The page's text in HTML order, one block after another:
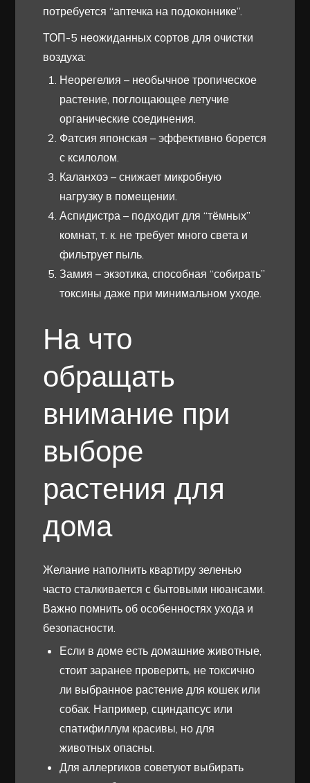
потребуется “аптечка на подоконнике”.
ТОП-5 неожиданных сортов для очистки
воздуха:
Неорегелия – необычное тропическое
растение, поглощающее летучие
органические соединения.
Фатсия японская – эффективно борется
с ксилолом.
Каланхоэ – снижает микробную
нагрузку в помещении.
Аспидистра – подходит для “тёмных”
комнат, т. к. не требует много света и
фильтрует пыль.
Замия – экзотика, способная “собирать”
токсины даже при минимальном уходе.
На что
обращать
внимание при
выборе
растения для
дома
Желание наполнить квартиру зеленью
часто сталкивается с бытовыми нюансами.
Важно помнить об особенностях ухода и
безопасности.
Если в доме есть домашние животные,
стоит заранее проверить, не токсично
ли выбранное растение для кошек или
собак. Например, сциндапсус или
спатифиллум красивы, но для
животных опасны.
Для аллергиков советуют выбирать